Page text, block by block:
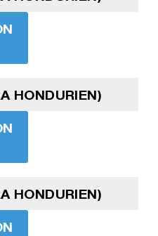
HONDURIEN)
HONDURIEN)